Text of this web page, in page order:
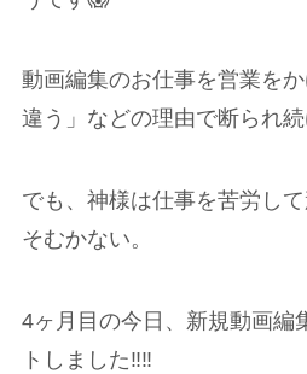
動画編集のお仕事を営業を
違う」などの理由で断られ続
でも、神様は仕事を苦労し
そむかない。
4ヶ月目の今日、新規動画編
トしました‼️‼️